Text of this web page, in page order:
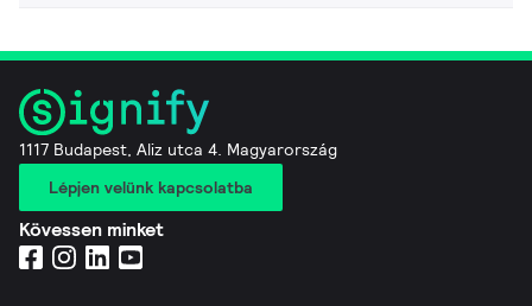
1117 Budapest, Aliz utca 4. Magyarország
Lépjen velünk kapcsolatba
Kövessen minket